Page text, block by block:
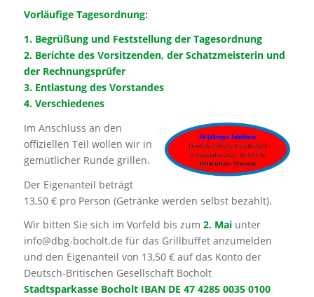
Vorläufige Tagesordnung:
1. Begrüßung und Feststellung der Tagesordnung
2. Berichte des Vorsitzenden, der Schatzmeisterin und
der Rechnungsprüfer
3. Entlastung des Vorstandes
4. Verschiedenes
Im Anschluss an den
offiziellen Teil wollen wir in
gemütlicher Runde grillen.
Der Eigenanteil beträgt
13,50 € pro Person (Getränke werden selbst bezahlt).
Wir bitten Sie sich im Vorfeld bis zum 2. Maiunter
info@dbg-bocholt.de für das Grillbuffet anzumelden
und den Eigenanteil von 13,50 € auf das Konto der
Deutsch-Britischen Gesellschaft Bocholt
Stadtsparkasse Bocholt IBAN DE 47 4285 0035 0100